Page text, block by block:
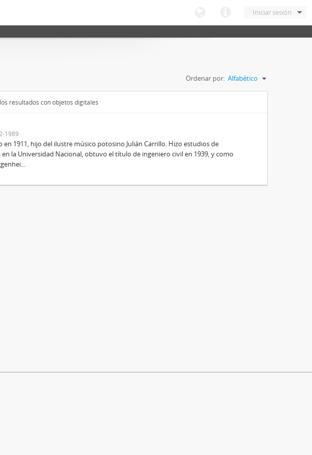
Iniciar sesión
Ordenar por: Alfabético
resultados con objetos digitales
1989
en 1911, hijo del ilustre músico potosino Julián Carrillo. Hizo estudios de
la Universidad Nacional, obtuvo el título de ingeniero civil en 1939, y como